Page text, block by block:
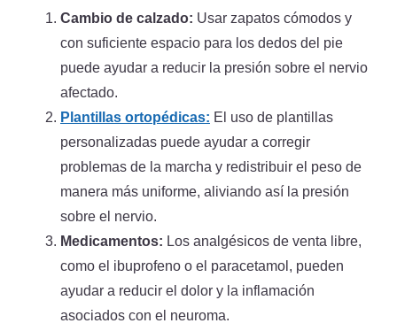
Cambio de calzado: Usar zapatos cómodos y
con suficiente espacio para los dedos del pie
puede ayudar a reducir la presión sobre el nervio
afectado.
Plantillas ortopédicas: El uso de plantillas
personalizadas puede ayudar a corregir
problemas de la marcha y redistribuir el peso de
manera más uniforme, aliviando así la presión
sobre el nervio.
Medicamentos: Los analgésicos de venta libre,
como el ibuprofeno o el paracetamol, pueden
ayudar a reducir el dolor y la inflamación
asociados con el neuroma.